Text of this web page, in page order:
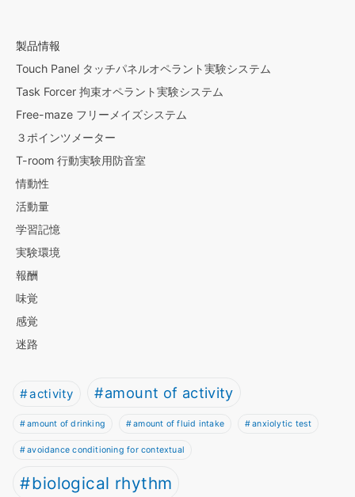
製品情報
Touch Panel タッチパネルオペラント実験システム
Task Forcer 拘束オペラント実験システム
Free-maze フリーメイズシステム
３ポインツメーター
T-room 行動実験用防音室
情動性
活動量
学習記憶
実験環境
報酬
味覚
感覚
迷路
activity amount of activity
amount of drinking amount of fluid intake anxiolytic test
avoidance conditioning for contextual
biological rhythm